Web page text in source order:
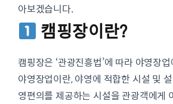
아보겠습니다.
캠핑장이란?
캠핑장은 ‘관광진흥법’에 따라 야영장
야영장업이란, 야영에 적합한 시설 및
영편의를 제공하는 시설을 관광객에게